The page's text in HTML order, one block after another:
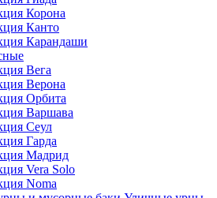
Корона
Канто
Карандаши
Вега
Верона
Орбита
Варшава
Сеул
Гарда
Мадрид
Vera Solo
Noma